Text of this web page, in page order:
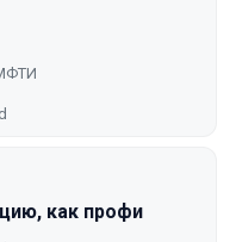
как профи